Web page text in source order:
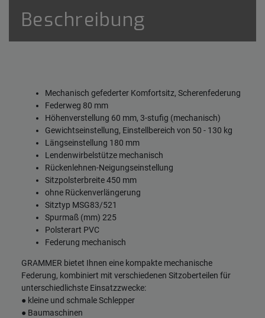
Beschreibung
Mechanisch gefederter Komfortsitz, Scherenfederung
Federweg 80 mm
Höhenverstellung 60 mm, 3-stufig (mechanisch)
Gewichtseinstellung, Einstellbereich von 50 - 130 kg
Längseinstellung 180 mm
Lendenwirbelstütze mechanisch
Rückenlehnen-Neigungseinstellung
Sitzpolsterbreite 450 mm
ohne Rückenverlängerung
Sitztyp MSG83/521
Spurmaß (mm) 225
Polsterart PVC
Federung mechanisch
GRAMMER bietet Ihnen eine kompakte mechanische
Federung, kombiniert mit verschiedenen Sitzoberteilen für
unterschiedlichste Einsatzzwecke:
● kleine und schmale Schlepper
● Baumaschinen